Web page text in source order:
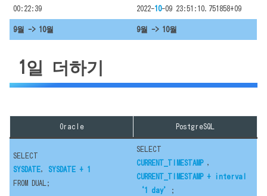
00:22:39
2022-10-09 23:51:10.751858+09
9월 -> 10월 9월 -> 10월
1일 더하기
Oracle PostgreSQL
SELECT
SYSDATE, SYSDATE + 1
FROM DUAL;
SELECT
CURRENT_TIMESTAMP,
CURRENT_TIMESTAMP + interval
‘1 day’
;